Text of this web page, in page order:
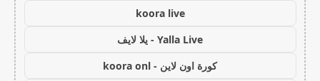
koora live
Yalla Live - يلا لايف
كورة اون لاين - koora onl